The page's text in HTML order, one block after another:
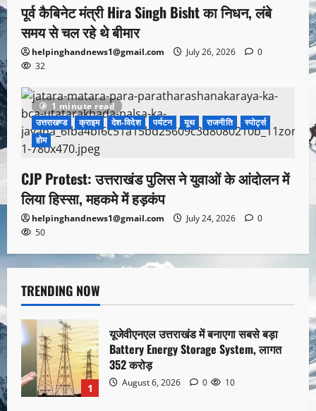
पूर्व कैबिनेट मंत्री Hira Singh Bisht का निधन, लंबे
समय से चल रहे थे बीमार
helpinghandnews1@gmail.com July 26, 2026
0
32
1 minute read
उत्तराखण्ड
क्राइम देश-विदेश पर्यटन यूथ राजनीति
स्पोर्ट्स
होम
CJP Protest: उत्तराखंड पुलिस ने युवाओं के आंदोलन में
लिया हिस्सा, महकमे में हड़कंप
helpinghandnews1@gmail.com July 24, 2026
0
50
TRENDING NOW
1
यूजेवीएनएल उत्तराखंड में बनाएगा सबसे बड़ा
Battery Energy Storage System, लागत
352 करोड़
August 6, 2026 0 10